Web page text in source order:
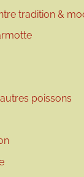
tradition &
poissons